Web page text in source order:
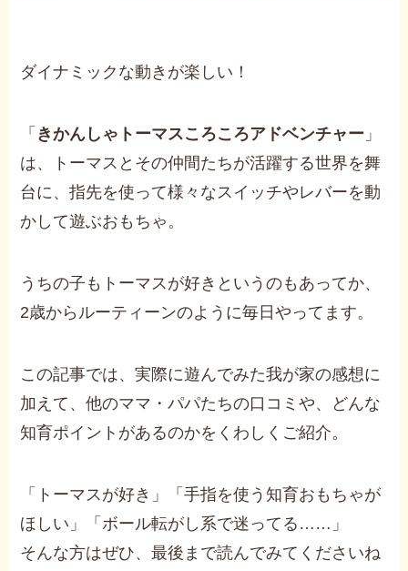
ダイナミックな動きが楽しい！
「 きかんしゃトーマスころころアドベンチャー 」
は、トーマスとその仲間たちが活躍する世界を舞
台に、指先を使って様々なスイッチやレバーを動
かして遊ぶおもちゃ。
うちの子もトーマスが好きというのもあってか、
2歳からルーティーンのように毎日やってます。
この記事では、実際に遊んでみた我が家の感想に
加えて、他のママ・パパたちの口コミや、どんな
知育ポイントがあるのかをくわしくご紹介。
「トーマスが好き」「手指を使う知育おもちゃが
ほしい」「ボール転がし系で迷ってる……」
そんな方はぜひ、最後まで読んでみてくださいね